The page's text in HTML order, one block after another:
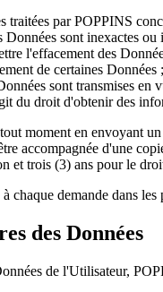
traitées par POPPINS
sont inexactes ou
l'effacement des
de certaines Données ;
sont transmises en
du droit d'obtenir des
moment en envoyant
accompagnée d'une
et trois (3) ans pour le
chaque demande dans
des Données
de l'Utilisateur,